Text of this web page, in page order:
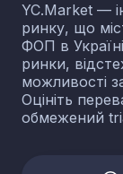
YC.Market —
ринку, що
ФОП в
ринки,
можливості
Оцініть
обмежений